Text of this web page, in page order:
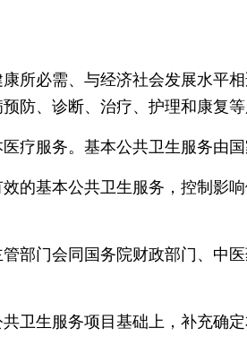
必需、与经济社会发展水平相
防、诊断、治疗、护理和康复等
服务。基本公共卫生服务由国
基本公共卫生服务，控制影响
门会同国务院财政部门、中
生服务项目基础上，补充确